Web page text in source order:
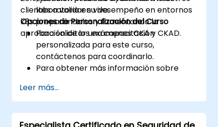
clientes a validar su desempeño en entornos
k8s preparándolos y fomentando la
aprobación de los exámenes CKA y CKAD.
laboratorio en vivo.
Opciones de Personalización del Curso
Para solicitar una capacitación
personalizada para este curso,
contáctenos para coordinarlo.
Para obtener más información sobre
https://training.linuxfoundation.org/
kubernetes-application-developer-
ckad/
Leer más...